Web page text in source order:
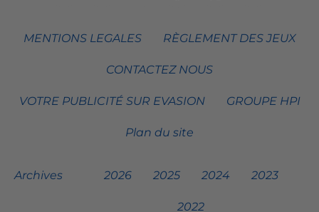
MENTIONS LEGALES RÈGLEMENT DES JEUX
CONTACTEZ NOUS
VOTRE PUBLICITÉ SUR EVASION GROUPE HPI
Plan du site
Archives 2026 2025 2024 2023
2022